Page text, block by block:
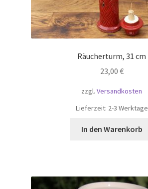
Räucherturm, 31 cm
23,00 €
zzgl. Versandkosten
Lieferzeit: 2-3 Werktage
In den Warenkorb